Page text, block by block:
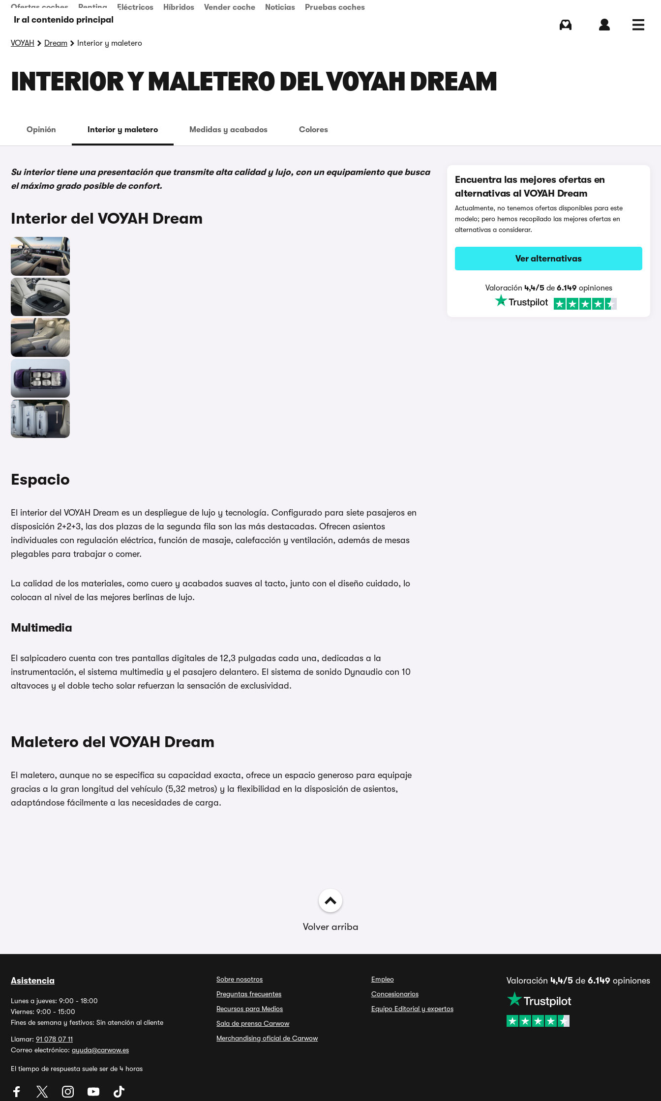
Ir al contenido principal
Ofertas coches Renting Eléctricos Híbridos Vender coche Noticias Pruebas coches
VOYAH Dream Interior y maletero
INTERIOR Y MALETERO DEL VOYAH DREAM
Opinión Interior y maletero Medidas y acabados Colores
Su interior tiene una presentación que transmite alta calidad y lujo, con un equipamiento que busca
el máximo grado posible de confort.
Interior del VOYAH Dream
Espacio
El interior del VOYAH Dream es un despliegue de lujo y tecnología. Configurado para siete pasajeros en
disposición 2+2+3, las dos plazas de la segunda fila son las más destacadas. Ofrecen asientos
individuales con regulación eléctrica, función de masaje, calefacción y ventilación, además de mesas
plegables para trabajar o comer.
La calidad de los materiales, como cuero y acabados suaves al tacto, junto con el diseño cuidado, lo
colocan al nivel de las mejores berlinas de lujo.
Multimedia
El salpicadero cuenta con tres pantallas digitales de 12,3 pulgadas cada una, dedicadas a la
instrumentación, el sistema multimedia y el pasajero delantero. El sistema de sonido Dynaudio con 10
altavoces y el doble techo solar refuerzan la sensación de exclusividad.
Maletero del VOYAH Dream
El maletero, aunque no se especifica su capacidad exacta, ofrece un espacio generoso para equipaje
gracias a la gran longitud del vehículo (5,32 metros) y la flexibilidad en la disposición de asientos,
adaptándose fácilmente a las necesidades de carga.
Encuentra las mejores ofertas en
alternativas al VOYAH Dream
Actualmente, no tenemos ofertas disponibles para este
modelo; pero hemos recopilado las mejores ofertas en
alternativas a considerar.
Ver alternativas
Valoración 4,4/5de 6.149 opiniones
Volver arriba
Asistencia
Lunes a jueves: 9:00 - 18:00
Viernes: 9:00 - 15:00
Fines de semana y festivos: Sin atención al cliente
Llamar: 91 078 07 11
Correo electrónico: ayuda@carwow.es
El tiempo de respuesta suele ser de 4 horas
Sobre nosotros
Preguntas frecuentes
Recursos para Medios
Sala de prensa Carwow
Merchandising oficial de Carwow
Empleo
Concesionarios
Equipo Editorial y expertos
Valoración 4,4/5de 6.149opiniones